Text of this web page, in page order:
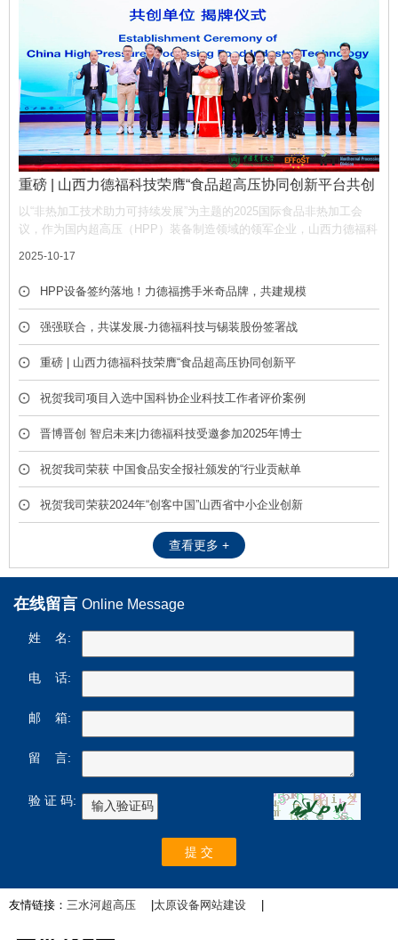
重磅 | 山西力德福科技荣膺“食品超高压协同创新平台共创
单位”，携手产业链共筑非热加工新生态
以“非热加工技术助力可持续发展”为主题的2025国际食品非热加工会
议，作为国内超高压（HPP）装备制造领域的领军企业，山西力德福科
号，彰显了公司在推动超高压技术产业化中的核心作用。
2025-10-17
HPP设备签约落地！力德福携手米奇品牌，共建规模
化冷榨饮品产线
强强联合，共谋发展-力德福科技与锡装股份签署战
略合作框架协议
重磅 | 山西力德福科技荣膺“食品超高压协同创新平
台共创单位”，携手产业链共筑非热加工新生态
祝贺我司项目入选中国科协企业科技工作者评价案例
库
晋博晋创 智启未来|力德福科技受邀参加2025年博士
后创新创业成果展
祝贺我司荣获 中国食品安全报社颁发的“行业贡献单
位” 荣誉称号
祝贺我司荣获2024年“创客中国”山西省中小企业创新
查看更多 +
在线留言 Online Message
姓 名:
电 话:
邮 箱:
留 言:
验 证 码:
友情链接： 三水河超高压 |太原设备网站建设 |